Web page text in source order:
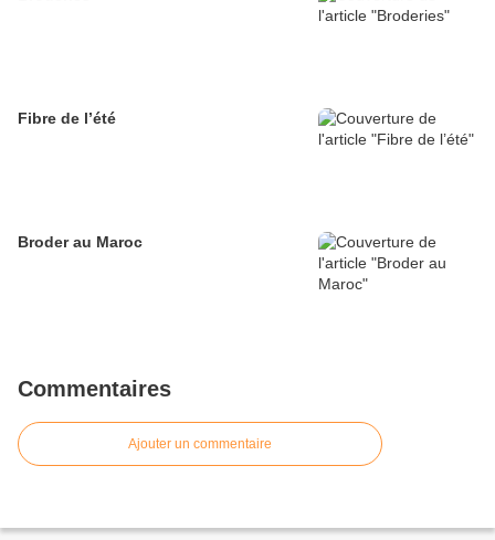
Fibre de l’été
Broder au Maroc
Commentaires
Ajouter un commentaire